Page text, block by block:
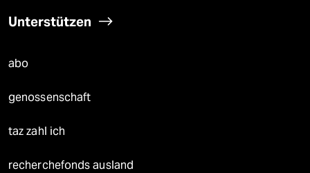
Unterstützen
abo
genossenschaft
taz zahl ich
recherchefonds ausland